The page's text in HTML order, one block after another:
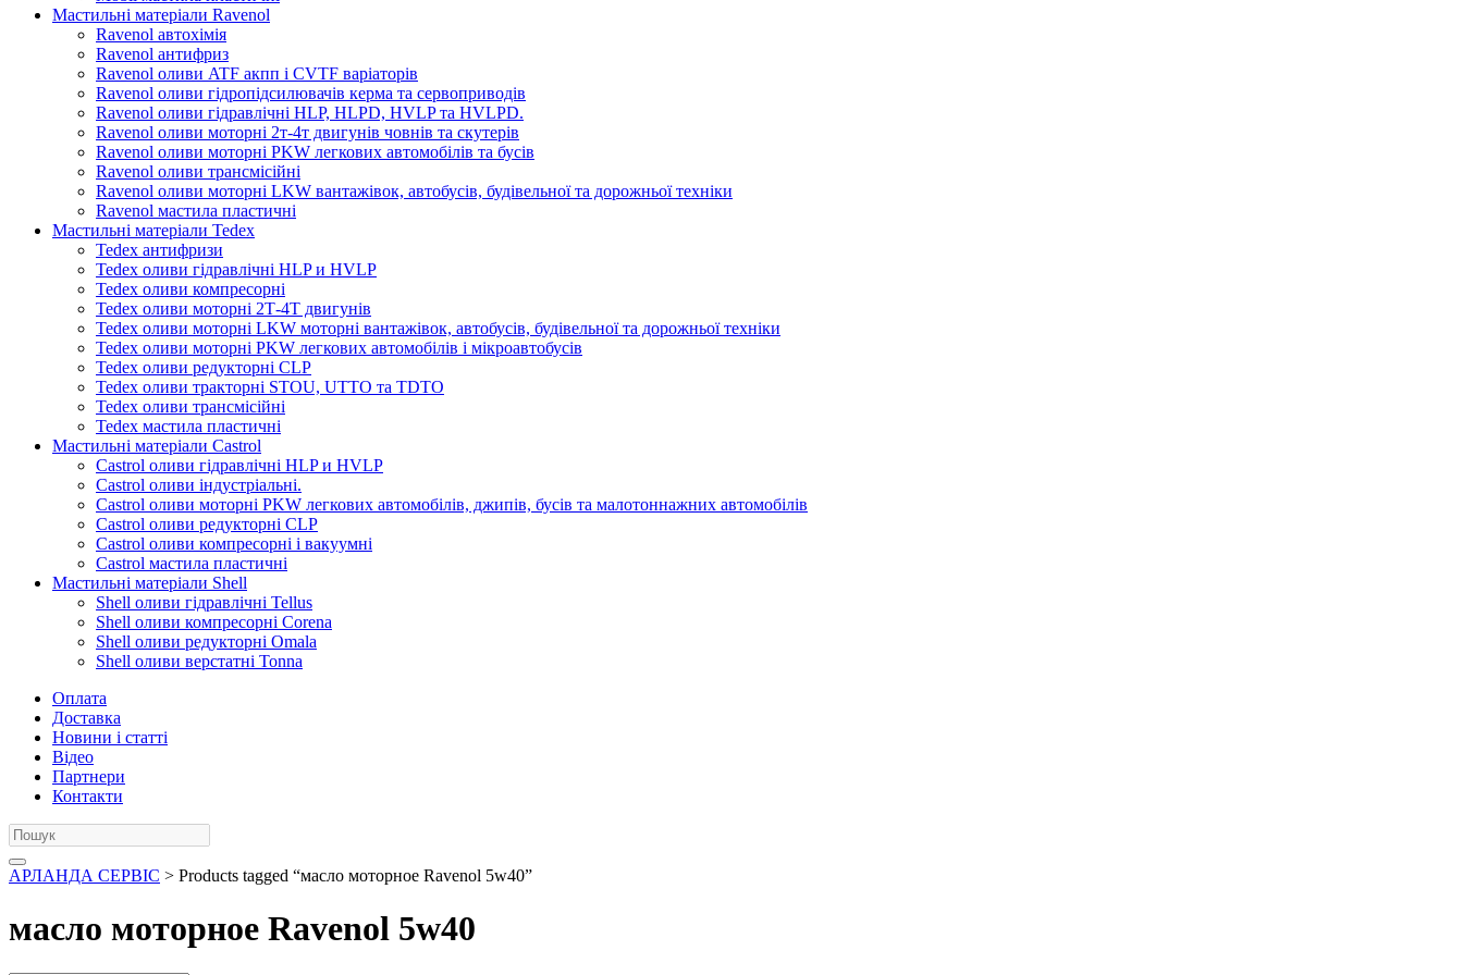
Мастильні матеріали Ravenol
Ravenol автохімія
Ravenol антифриз
Ravenol оливи ATF акпп і CVTF варіаторів
Ravenol оливи гідропідсилювачів керма та сервоприводів
Ravenol оливи гідравлічні HLP, HLPD, HVLP та HVLPD.
Ravenol оливи моторні 2т-4т двигунів човнів та скутерів
Ravenol оливи моторні PKW легкових автомобілів та бусів
Ravenol оливи трансмісійні
Ravenol оливи моторні LKW вантажівок, автобусів, будівельної та дорожньої техніки
Ravenol мастила пластичні
Мастильні матеріали Tedex
Tedex антифризи
Tedex оливи гідравлічні HLP и HVLP
Tedex оливи компресорні
Tedex оливи моторні 2Т-4Т двигунів
Tedex оливи моторні LKW моторні вантажівок, автобусів, будівельної та дорожньої техніки
Tedex оливи моторні PKW легкових автомобілів і мікроавтобусів
Tedex оливи редукторні CLP
Tedex оливи тракторні STOU, UTTO та TDTO
Tedex оливи трансмісійні
Tedex мастила пластичні
Мастильні матеріали Castrol
Castrol оливи гідравлічні HLP и HVLP
Castrol оливи індустріальні.
Castrol оливи моторні PKW легкових автомобілів, джипів, бусів та малотоннажних автомобілів
Castrol оливи редукторні CLP
Castrol оливи компресорні і вакуумні
Castrol мастила пластичні
Мастильні матеріали Shell
Shell оливи гідравлічні Tellus
Shell оливи компресорні Corena
Shell оливи редукторні Omala
Shell оливи верстатні Tonna
Оплата
Доставка
Новини і статті
Відео
Партнери
Контакти
АРЛАНДА СЕРВІС > Products tagged “масло моторное Ravenol 5w40”
масло моторное Ravenol 5w40